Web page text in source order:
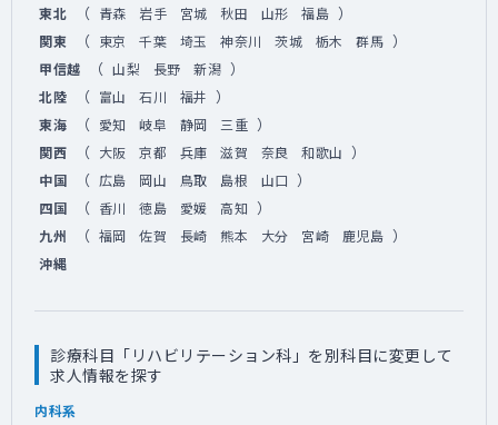
東北
（ 青森 岩手 宮城 秋田 山形 福島 ）
関東 （ 東京 千葉 埼玉 神奈川 茨城 栃木 群馬 ）
甲信越 （ 山梨 長野 新潟 ）
北陸 （ 富山 石川 福井 ）
東海 （ 愛知 岐阜 静岡 三重 ）
関西 （ 大阪 京都 兵庫 滋賀 奈良 和歌山 ）
中国 （ 広島 岡山 鳥取 島根 山口 ）
四国 （ 香川 徳島 愛媛 高知 ）
九州 （ 福岡 佐賀 長崎 熊本 大分 宮崎 鹿児島 ）
沖縄
診療科目「リハビリテーション科」を別科目に変更して
求人情報を探す
内科系